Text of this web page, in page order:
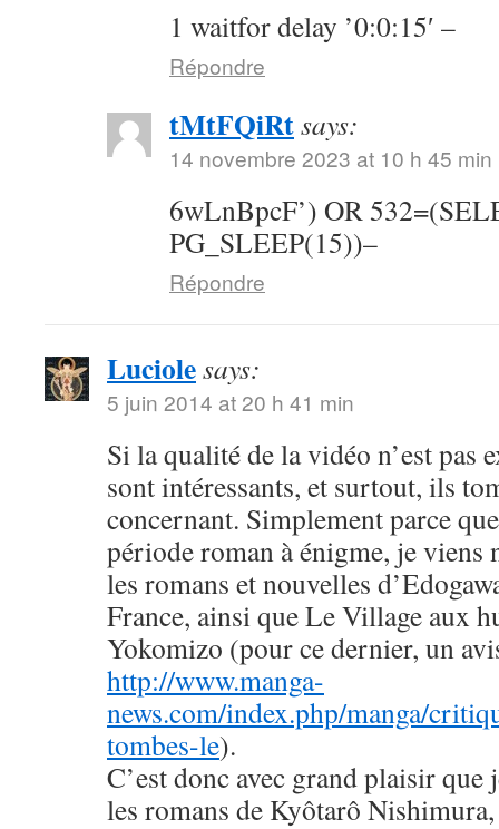
1 waitfor delay ’0:0:15′ –
Répondre
tMtFQiRtsays:
14 novembre 2023 at 10 h 45 min
6wLnBpcF’) OR
PG_SLEEP(15))–
Répondre
Luciolesays:
5 juin 2014 at 20 h 41 min
Si la qualité de la vidéo n’est pas
sont intéressants, et surtout, ils
concernant. Simplement parce
période roman à énigme, je viens
les romans et nouvelles
France, ainsi que Le Village aux
Yokomizo (pour ce dernier, un
http://www.manga-
news.com/index.php/manga/
tombes-le).
C’est donc avec grand plaisir que
les romans de Kyôtarô